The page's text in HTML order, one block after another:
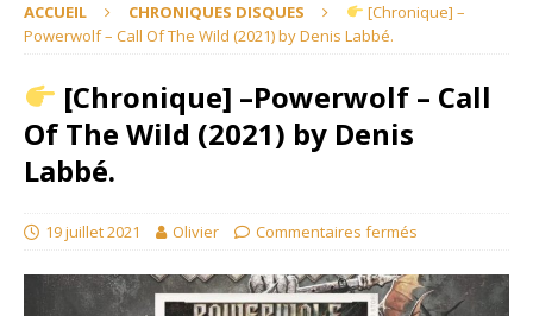
ACCUEIL CHRONIQUES DISQUES
[Chronique] –
Powerwolf – Call Of The Wild (2021) by Denis Labbé.
[Chronique] –Powerwolf – Call
Of The Wild (2021) by Denis
Labbé.
19 juillet 2021 Olivier Commentaires fermés